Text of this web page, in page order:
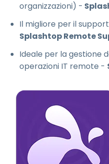
organizzazioni) -
Il migliore per il
Splashtop Remote
Ideale per la gestione
operazioni IT remote -